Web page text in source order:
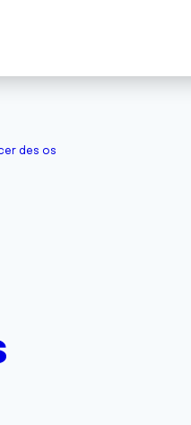
des os